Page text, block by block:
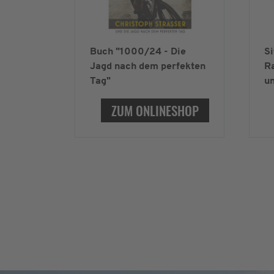
Buch "1000/24 - Die
Jagd nach dem perfekten
Tag"
ZUM ONLINESHOP